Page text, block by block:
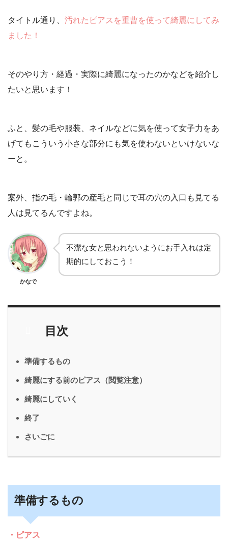
タイトル通り、 汚れたピアスを重曹を使って綺麗にしてみ
ました！
そのやり方・経過・実際に綺麗になったのかなどを紹介し
たいと思います！
ふと、髪の毛や服装、ネイルなどに気を使って女子力をあ
げてもこういう小さな部分にも気を使わないといけないな
ーと。
案外、指の毛・輪郭の産毛と同じで耳の穴の入口も見てる
人は見てるんですよね。
かなで
不潔な女と思われないようにお手入れは定
期的にしておこう！
目次
準備するもの
綺麗にする前のピアス（閲覧注意）
綺麗にしていく
終了
さいごに
準備するもの
・ピアス